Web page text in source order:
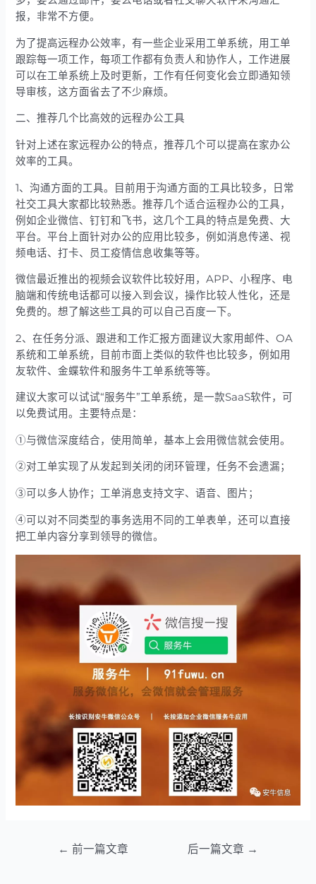
报，非常不方便。
为了提高远程办公效率，有一些企业采用工单系统，用工单
跟踪每一项工作，每项工作都有负责人和协作人，工作进展
可以在工单系统上及时更新，工作有任何变化会立即通知领
导审核，这方面省去了不少麻烦。
二、推荐几个比高效的远程办公工具
针对上述在家远程办公的特点，推荐几个可以提高在家办公
效率的工具。
1、沟通方面的工具。目前用于沟通方面的工具比较多，日常
社交工具大家都比较熟悉。推荐几个适合运程办公的工具，
例如企业微信、钉钉和飞书，这几个工具的特点是免费、大
平台。平台上面针对办公的应用比较多，例如消息传递、视
频电话、打卡、员工疫情信息收集等等。
微信最近推出的视频会议软件比较好用，APP、小程序、电
脑端和传统电话都可以接入到会议，操作比较人性化，还是
免费的。想了解这些工具的可以自己百度一下。
2、在任务分派、跟进和工作汇报方面建议大家用邮件、OA
系统和工单系统，目前市面上类似的软件也比较多，例如用
友软件、金蝶软件和服务牛工单系统等等。
建议大家可以试试“服务牛”工单系统，是一款SaaS软件，可
以免费试用。主要特点是：
①与微信深度结合，使用简单，基本上会用微信就会使用。
②对工单实现了从发起到关闭的闭环管理，任务不会遗漏；
③可以多人协作；工单消息支持文字、语音、图片；
④可以对不同类型的事务选用不同的工单表单，还可以直接
把工单内容分享到领导的微信。
← 前一篇文章 后一篇文章 →